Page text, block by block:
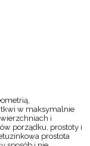
w maksymalnie
i
porządku, prostoty i
prostota